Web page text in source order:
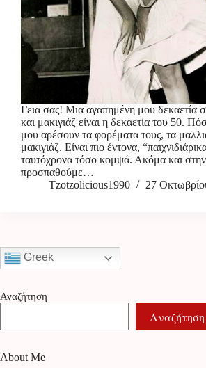
Γεια σας! Μια αγαπημένη μου δεκαετία
και μακιγιάζ είναι η δεκαετία του 50.
μου αρέσουν τα φορέματα τους, τα
μακιγιάζ. Είναι πιο έντονα,
ταυτόχρονα τόσο κομψά. Ακόμα και
προσπαθούμε…
Tzotzolicious1990
27
Greek
Αναζήτηση
Αναζήτηση
About Me